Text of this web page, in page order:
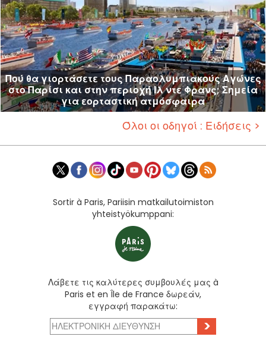
Πού θα γιορτάσετε τους Παραολυμπιακούς Αγώνες
στο Παρίσι και στην περιοχή Ιλ ντε Φρανς; Σημεία
για εορταστική ατμόσφαιρα
Όλοι οι οδηγοί : Ειδήσεις >
Sortir à Paris, Pariisin matkailutoimiston
yhteistyökumppani:
Λάβετε τις καλύτερες συμβουλές μας à
Paris et en Île de France δωρεάν,
εγγραφή παρακάτω:
>